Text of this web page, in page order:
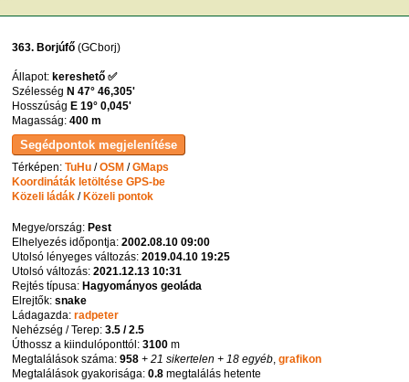
363. Borjúfő (GCborj)
Állapot: kereshető ✅
Szélesség N 47° 46,305'
Hosszúság E 19° 0,045'
Magasság:400 m
Térképen:TuHu /OSM /GMaps
Koordináták letöltése GPS-be
Közeli ládák / Közeli pontok
Megye/ország: Pest
Elhelyezés időpontja:2002.08.10 09:00
Utolsó lényeges változás:2019.04.10 19:25
Utolsó változás:2021.12.13 10:31
Rejtés típusa: Hagyományos geoláda
Elrejtők:snake
Ládagazda:radpeter
Nehézség / Terep:3.5 / 2.5
Úthossz a kiindulóponttól:3100 m
Megtalálások száma:958 + 21 sikertelen + 18 egyéb,grafikon
Megtalálások gyakorisága:0.8 megtalálás hetente